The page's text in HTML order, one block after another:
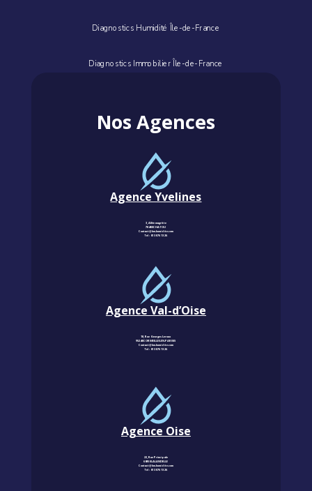
Diagnostics Humidité Île-de-France
Diagnostics Immobilier Île-de-France
Nos Agences
Agence Yvelines
3, Allée magritte
78400 CHATOU
Contact@km-humidite.com
Tel : 01 30 76 13 26
Agence Val-d’Oise
18, Rue Georges Leroux
95240 CORMEILLES-EN-PARISIS
Contact@km-humidite.com
Tel : 01 30 76 13 26
Agence Oise
22, Rue Principale
60850 LALANDELLE
Contact@km-humidite.com
Tel : 01 30 76 13 26